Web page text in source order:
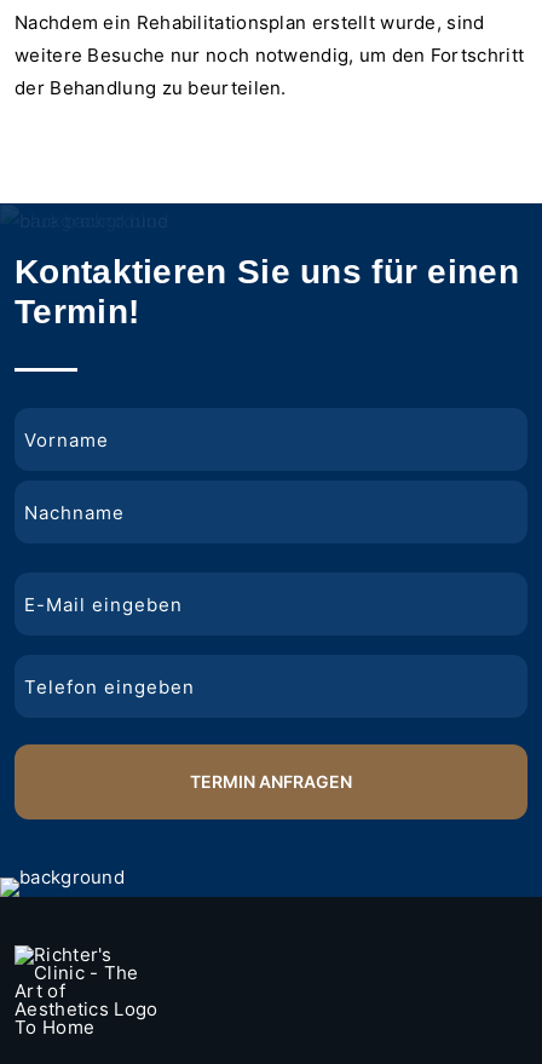
Nachdem ein Rehabilitationsplan erstellt wurde, sind
weitere Besuche nur noch notwendig, um den Fortschritt
der Behandlung zu beurteilen.
Kontaktieren Sie uns für einen
Termin!